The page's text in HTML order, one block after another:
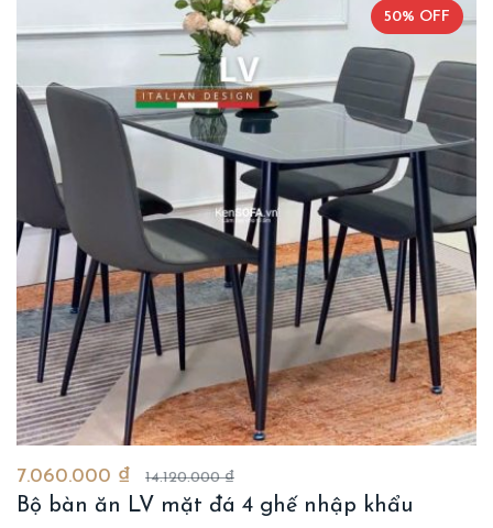
50% OFF
7.060.000 ₫ 14.120.000 ₫
Bộ bàn ăn LV mặt đá 4 ghế nhập khẩu